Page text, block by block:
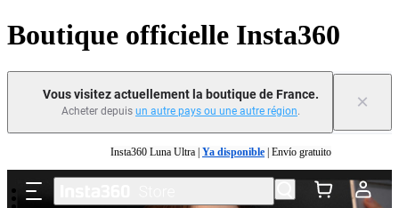
Boutique officielle Insta360
Vous visitez actuellement la boutique de France.
Acheter depuis un autre pays ou une autre région. ×
Insta360 Luna Ultra | Ya disponible | Envío gratuito
Échangez votre ancien appareil et recevez de l'argent pour votre nouvel achat.｜En